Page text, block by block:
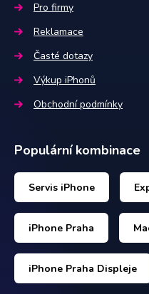
Pro firmy
Reklamace
Časté dotazy
Výkup iPhonů
Obchodní podmínky
Populární kombinace
Servis iPhone
iPhone Praha
iPhone Praha Displeje